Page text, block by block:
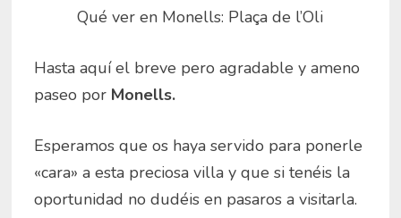
Qué ver en Monells: Plaça de l’Oli
Hasta aquí el breve pero agradable y ameno
paseo por Monells.
Esperamos que os haya servido para ponerle
«cara» a esta preciosa villa y que si tenéis la
oportunidad no dudéis en pasaros a visitarla.